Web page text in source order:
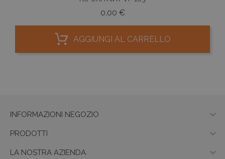
0,00 €Prezzo
AGGIUNGI AL CARRELLO
INFORMAZIONI NEGOZIO 
PRODOTTI 
LA NOSTRA AZIENDA 